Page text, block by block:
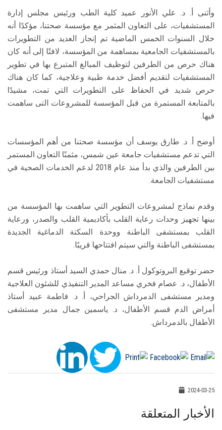
وأثنى أ. د. علي الأنور عميد كلية الطب ورئيس مجلس إدارة
المستشفيات، على التعاون المثمر مع مؤسسة صحتنا، مؤكدًا أنه
خلال السنوات الخمس الماضية تم إنجاز العديد من التطويرات
بالمستشفيات الجامعية بمساهمة من المؤسسة، لافتًا إلى أنه كان
هناك حرص من الطرفين لتوظيف المبالغ المتبرع بها في تطوير
المستشفيات لتقديم أفضل خدمة طبية وعلاجية، كما كان هناك
حرص شديد في الحفاظ على التطويرات التي تمت، مشيدًا
بالمتابعة المستمرة من قبل المؤسسة للمشروعات التى ساهمت
فيها.
أوضح أ. د. طارق يوسف أن مؤسسة صحتنا من أهم المؤسسات
التي تدعم مستشفيات جامعة عين شمس، مثمنًا التعاون المستمر
بين الطرفين والذي بدأ منذ عام 2018 لدعم الخدمات الصحية في
مستشفيات الجامعة.
وقدم نماذج لمشروعات التطوير التي ساهمت بها المؤسسة من
بينها تجهيز وحدات رعاية القلب بأكاديمية القلب والصدر، ورعاية
القلب بمستشفى الباطنة ووحدة السكتة الدماغية الجديدة
بمستشفى الباطنة والتي سيتم افتتاحها قريبًا.
حضر توقيع البروتوكول أ. د. منال حمدي السيد أستاذ ورئيس قسم
الأطفال، د. عصام فخري مساعد المدير التنفيذي للشئون العلاجية
ومدير مستشفى الدمرداش الجراحي، أ. د. فاطمة عبيد أستاذ
أمراض الدم قسم الأطفال، د. ياسمين جمال مدير مستشفى
الأطفال بالدمرداش.
2024-03-25
الأخبار المتعلقة